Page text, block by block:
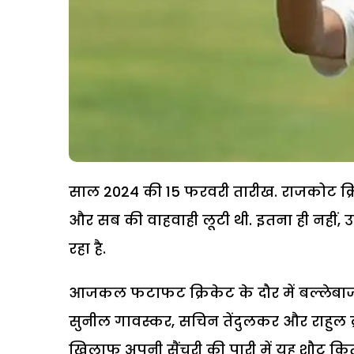
साल 2024 की 15 फरवरी तारीख.
और सब की वाहवाही लूटी थी. इतना ही
रहा है.
आजकल फटाफट क्रिकेट के दौर में बल्लेबाज
सुनील गावस्कर, सचिन तेंदुलकर और राहुल
खिलाफ अपनी सैंचुरी की पारी में यह शौट